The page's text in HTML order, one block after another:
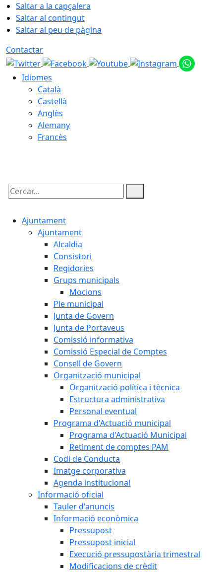
Saltar a la capçalera
Saltar al contingut
Saltar al peu de pàgina
Contactar
Idiomes
Català
Castellà
Anglès
Alemany
Francès
Cercar:
Ajuntament
Ajuntament
Alcaldia
Consistori
Regidories
Grups municipals
Mocions
Ple municipal
Junta de Govern
Junta de Portaveus
Comissió informativa
Comissió Especial de Comptes
Consell de Govern
Organització municipal
Organització política i tècnica
Estructura administrativa
Personal eventual
Programa d'Actuació municipal
Programa d'Actuació Municipal
Retiment de comptes PAM
Codi de Conducta
Imatge corporativa
Agenda institucional
Informació oficial
Tauler d'anuncis
Informació econòmica
Pressupost
Pressupost inicial
Execució pressupostària trimestral
Modificacions de crèdit